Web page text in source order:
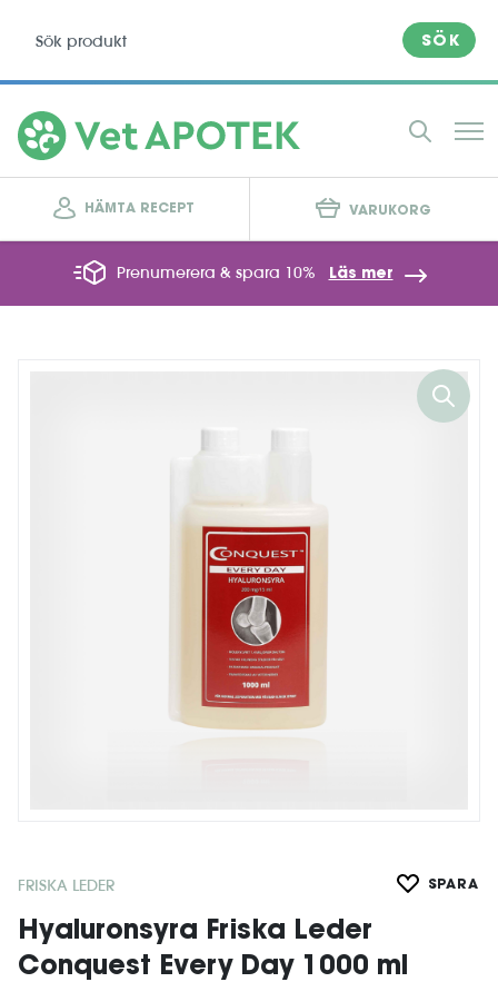
SÖK
HÄMTA RECEPT VARUKORG
Prenumerera & spara 10% Läs mer
FRISKA LEDER SPARA
Hyaluronsyra Friska Leder
Conquest Every Day 1000 ml